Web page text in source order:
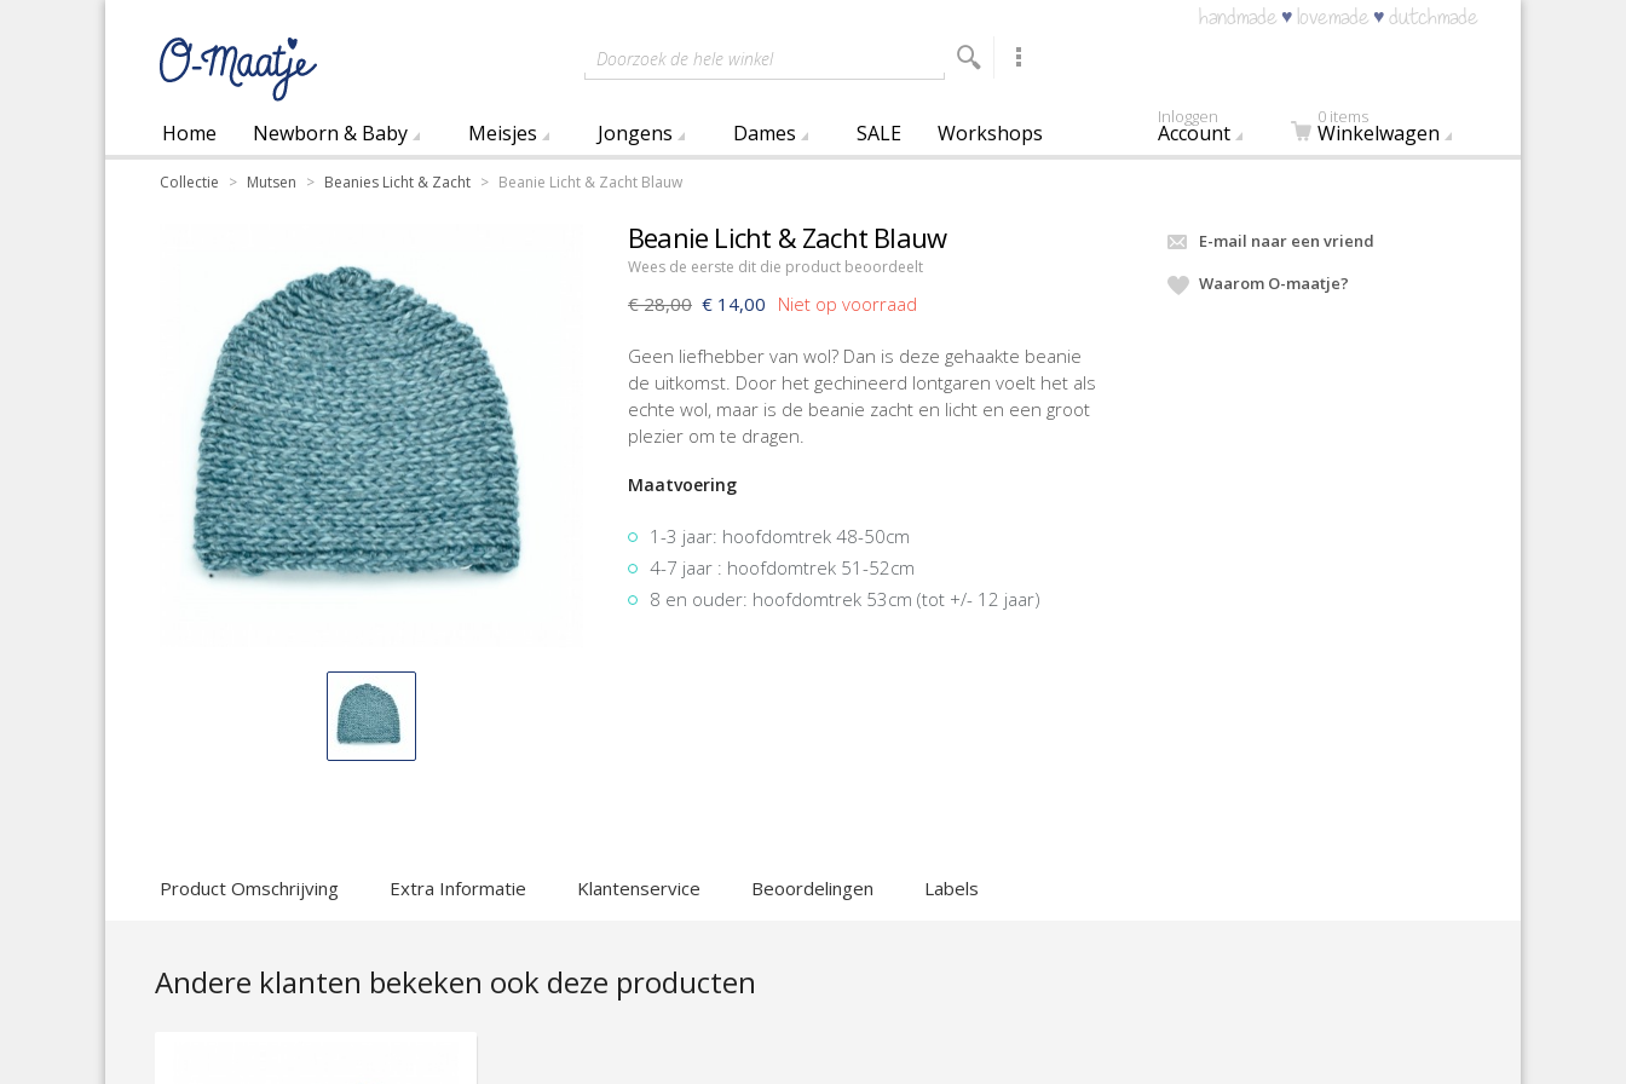
handmade ♥ lovemade ♥dutchmade
Doorzoek de hele winkel
Inloggen
Account
0 items
Winkelwagen
Home Newborn & Baby Meisjes Jongens Dames SALE Workshops
Collectie > Mutsen > Beanies Licht & Zacht > Beanie Licht & Zacht Blauw
Beanie Licht & Zacht Blauw
Wees de eerste dit die product beoordeelt
€ 28,00 € 14,00
Geen liefhebber van wol? Dan is deze gehaakte beanie
de uitkomst. Door het gechineerd lontgaren voelt het als
echte wol, maar is de beanie zacht en licht en een groot
plezier om te dragen.
Maatvoering
1-3 jaar: hoofdomtrek 48-50cm
4-7 jaar : hoofdomtrek 51-52cm
8 en ouder: hoofdomtrek 53cm (tot +/- 12 jaar)
E-mail naar een vriend
Waarom O-maatje?
Product Omschrijving Extra Informatie Klantenservice Beoordelingen Labels
Andere klanten bekeken ook deze producten